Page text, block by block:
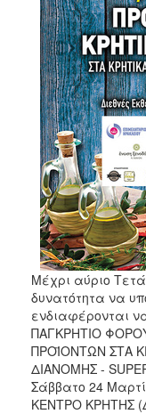
ΠΟΛΙΤΙΣΜΟΣ
ΑΝΘΕΚΤΙΚΗ
Μέχρι αύριο
δυνατότητα να
ενδιαφέρονται
ΠΑΓΚΡΗΤΙΟ
ΠΡΟΪΟΝΤΩΝ ΣΤΑ
ΔΙΑΝΟΜΗΣ -
Σάββατο 24
ΚΕΝΤΡΟ ΚΡΗΤΗΣ